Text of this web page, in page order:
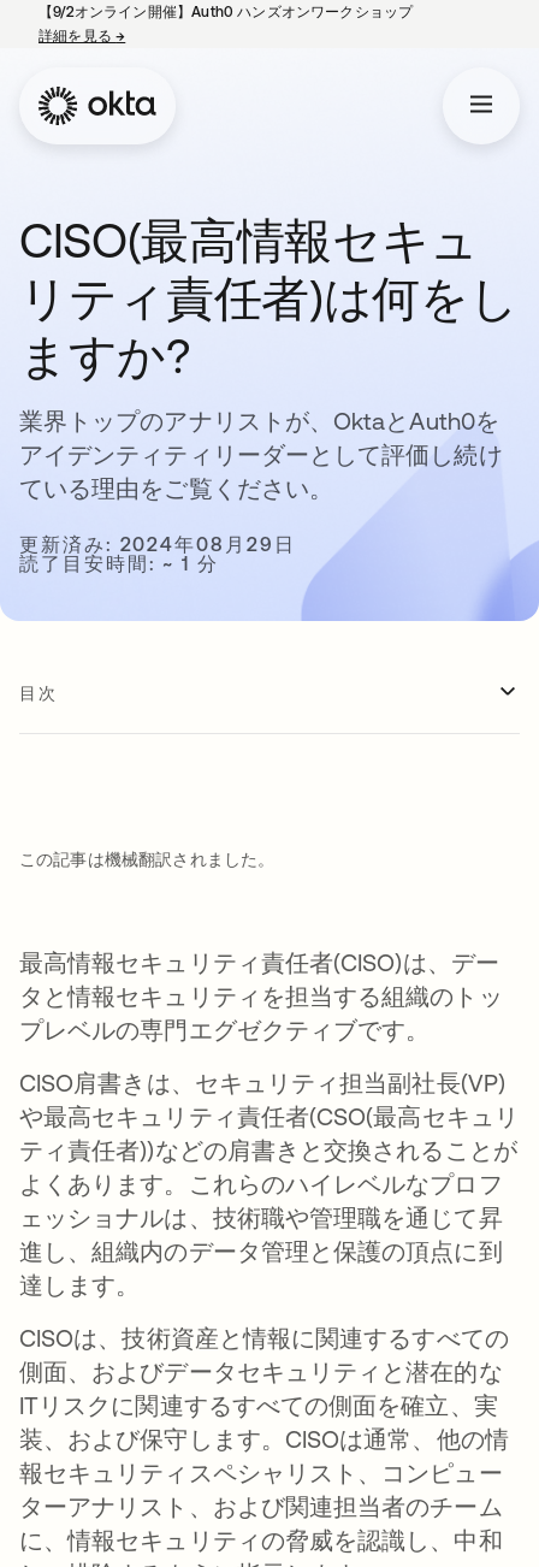
【9/2オンライン開催】Auth0 ハンズオンワークショップ
詳細を見る→
CISO(最高情報セキュ
リティ責任者)は何をし
ますか?
業界トップのアナリストが、OktaとAuth0を
アイデンティティリーダーとして評価し続け
ている理由をご覧ください。
更新済み: 2024年08月29日
読了目安時間: ~ 1 分
目次
この記事は機械翻訳されました。
最高情報セキュリティ責任者(CISO)は、デー
タと情報セキュリティを担当する組織のトッ
プレベルの専門エグゼクティブです。
CISO肩書きは、セキュリティ担当副社長(VP)
や最高セキュリティ責任者(CSO(最高セキュリ
ティ責任者))などの肩書きと交換されることが
よくあります。これらのハイレベルなプロフ
ェッショナルは、技術職や管理職を通じて昇
進し、組織内のデータ管理と保護の頂点に到
達します。
CISOは、技術資産と情報に関連するすべての
側面、およびデータセキュリティと潜在的な
ITリスクに関連するすべての側面を確立、実
装、および保守します。CISOは通常、他の情
報セキュリティスペシャリスト、コンピュー
ターアナリスト、および関連担当者のチーム
に、情報セキュリティの脅威を認識し、中和